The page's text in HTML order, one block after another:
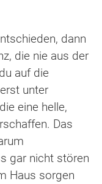
dann
die nie aus der
auf die
unter
eine helle,
Das
gar nicht stören
Haus sorgen